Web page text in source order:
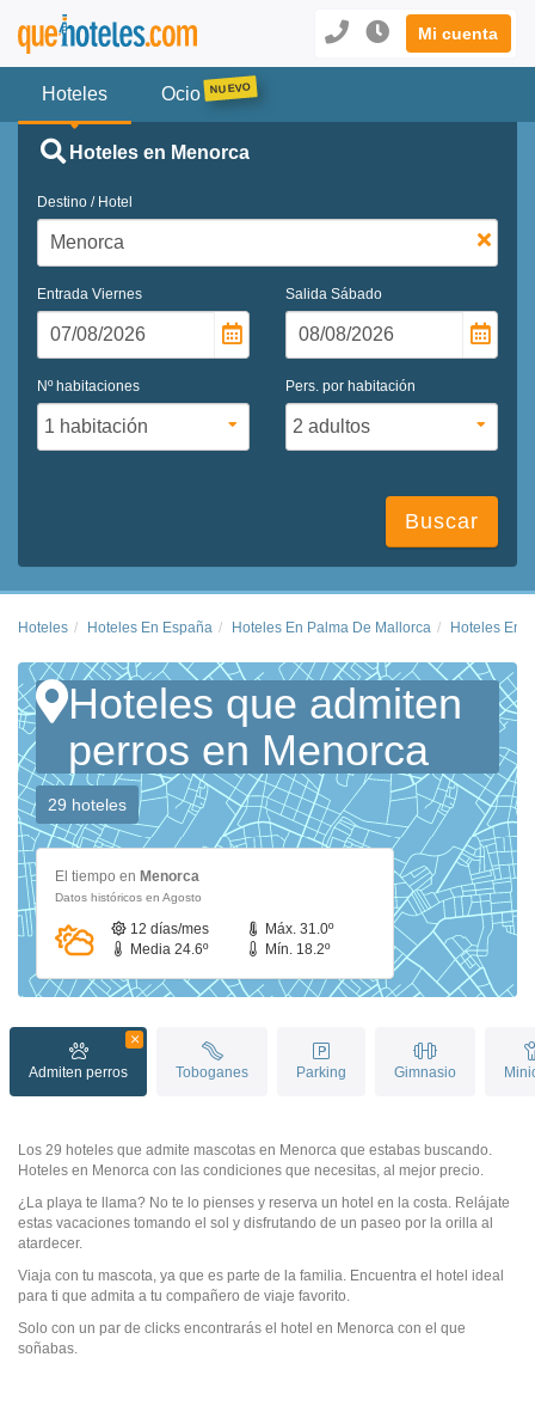
Mi cuenta
Hoteles Ocio
Hoteles en Menorca
Destino / Hotel
Entrada Viernes Salida Sábado
Nº habitaciones Pers. por habitación
Buscar
Hoteles Hoteles En España Hoteles En Palma De Mallorca Hoteles En
Hoteles que admiten
perros en Menorca
29 hoteles
El tiempo en Menorca
Datos históricos en Agosto
12 días/mes
Máx. 31.0º
Media 24.6º
Mín. 18.2º
Admiten perros Toboganes Parking Gimnasio
Los 29 hoteles que admite mascotas en Menorca que estabas buscando.
Hoteles en Menorca con las condiciones que necesitas, al mejor precio.
¿La playa te llama? No te lo pienses y reserva un hotel en la costa. Relájate
estas vacaciones tomando el sol y disfrutando de un paseo por la orilla al
atardecer.
Viaja con tu mascota, ya que es parte de la familia. Encuentra el hotel ideal
para ti que admita a tu compañero de viaje favorito.
Solo con un par de clicks encontrarás el hotel en Menorca con el que
soñabas.